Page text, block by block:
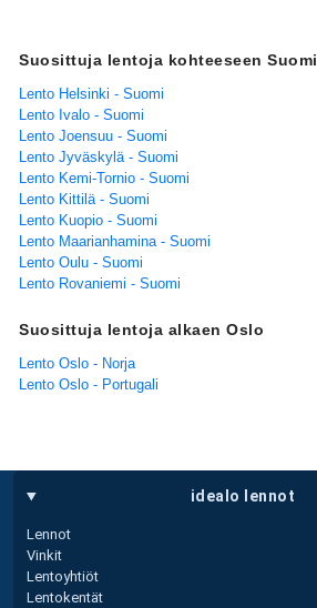
Suosittuja lentoja kohteeseen Suomi
Lento Helsinki - Suomi
Lento Ivalo - Suomi
Lento Joensuu - Suomi
Lento Jyväskylä - Suomi
Lento Kemi-Tornio - Suomi
Lento Kittilä - Suomi
Lento Kuopio - Suomi
Lento Maarianhamina - Suomi
Lento Oulu - Suomi
Lento Rovaniemi - Suomi
Suosittuja lentoja alkaen Oslo
Lento Oslo - Norja
Lento Oslo - Portugali
idealo lennot
Lennot
Vinkit
Lentoyhtiöt
Lentokentät